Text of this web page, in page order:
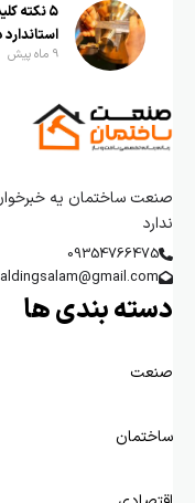
۵ نکته
9 ماه پیش
صنعت ساختمان یه
ندارد
09354766475
دسته بندی ها
صنعت
ساختمان